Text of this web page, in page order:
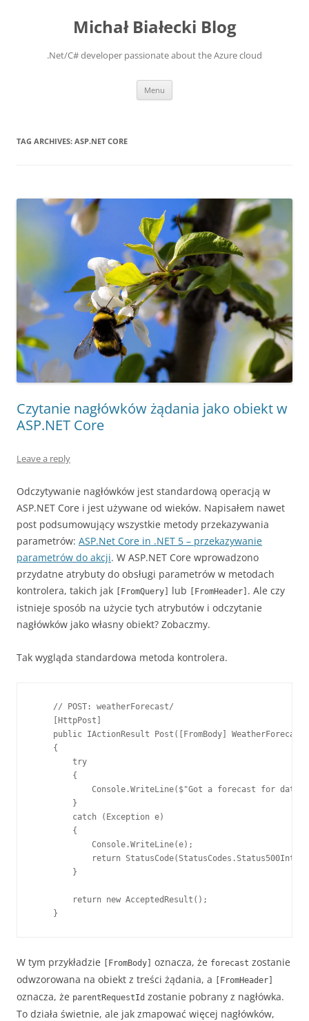
Michał Białecki Blog
.Net/C# developer passionate about the Azure cloud
Menu
TAG ARCHIVES: ASP.NET CORE
Czytanie nagłówków żądania jako obiekt w
ASP.NET Core
Leave a reply
Odczytywanie nagłówków jest standardową operacją w
ASP.NET Core i jest używane od wieków. Napisałem nawet
post podsumowujący wszystkie metody przekazywania
parametrów: ASP.Net Core in .NET 5 – przekazywanie
parametrów do akcji. W ASP.NET Core wprowadzono
przydatne atrybuty do obsługi parametrów w metodach
kontrolera, takich jak [FromQuery] lub [FromHeader] . Ale czy
istnieje sposób na użycie tych atrybutów i odczytanie
nagłówków jako własny obiekt? Zobaczmy.
Tak wygląda standardowa metoda kontrolera.
    // POST: weatherForecast/
    [HttpPost]
public IActionResult Post([FromBody]
    {
        try
        {
Console.WriteLine($"Got a forecast for
        }
        catch (Exception e)
        {
            Console.WriteLine(e);
return
        }
        return new AcceptedResult();
    }
W tym przykładzie [FromBody] oznacza, że forecast zostanie
odwzorowana na obiekt z treści żądania, a [FromHeader]
oznacza, że parentRequestId zostanie pobrany z nagłówka.
To działa świetnie, ale jak zmapować więcej nagłówków,